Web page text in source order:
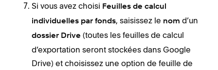
Si vous avez choisi Feuilles de calcul
individuelles par fonds, saisissez le nom d’un
dossier Drive (toutes les feuilles de calcul
d’exportation seront stockées dans Google
Drive) et choisissez une option de feuille de